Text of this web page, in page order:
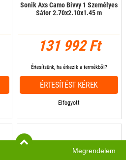
Sonik Axs Camo Bivvy 1 Személyes
Sátor 2.70x2.10x1.45 m
131 992 Ft
Elfogyott
Értesítsünk, ha érkezik a termékből?
ÉRTESÍTÉST KÉREK
Megrendelem